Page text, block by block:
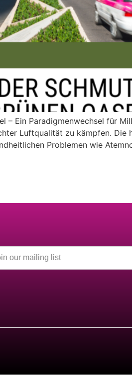
– Ein Paradigmenwechsel für
Luftqualität zu kämpfen.
Problemen wie